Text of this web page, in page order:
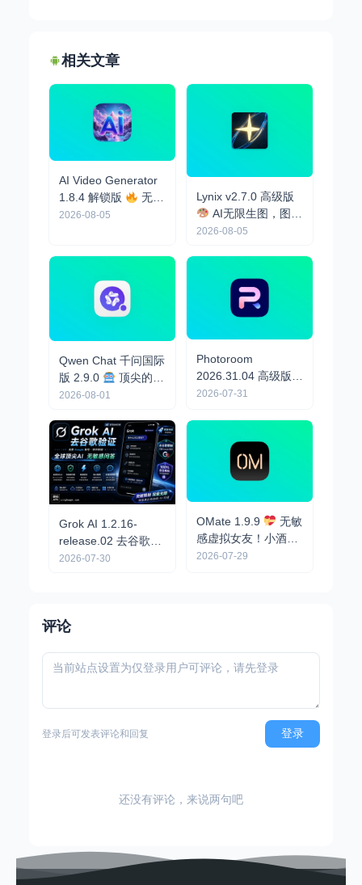
相关文章
AI Video Generator
1.8.4 解锁版
无限
AI视频生成
2026-08-05
Lynix v2.7.0 高级版
AI无限生图，图生
视频
2026-08-05
Qwen Chat 千问国际
版 2.9.0
顶尖的AI
助手，支持AI生图、
2026-08-01
Photoroom
2026.31.04 高级版
法国大厂顶尖AI生
2026-07-31
Grok AI 1.2.16-
release.02 去谷歌验
证 - 无限制问答/全能
2026-07-30
OMate 1.9.9
无敏
感虚拟女友！小酒馆
AI，可自定义角色卡
2026-07-29
评论
登录后可发表评论和回复 登录
还没有评论，来说两句吧